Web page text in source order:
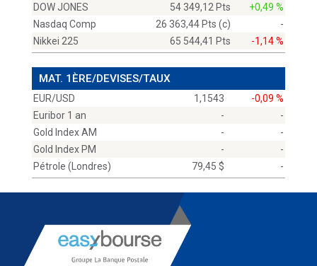
DOW JONES
54 349,12 Pts
+0,49 %
Nasdaq Comp
26 363,44 Pts (c)
-
Nikkei 225
65 544,41 Pts -1,14 %
MAT. 1ÈRE/DEVISES/TAUX
EUR/USD 1,1543
-0,09 %
Euribor 1 an
-
-
Gold Index AM
-
-
Gold Index PM
-
-
Pétrole (Londres)
79,45 $ -